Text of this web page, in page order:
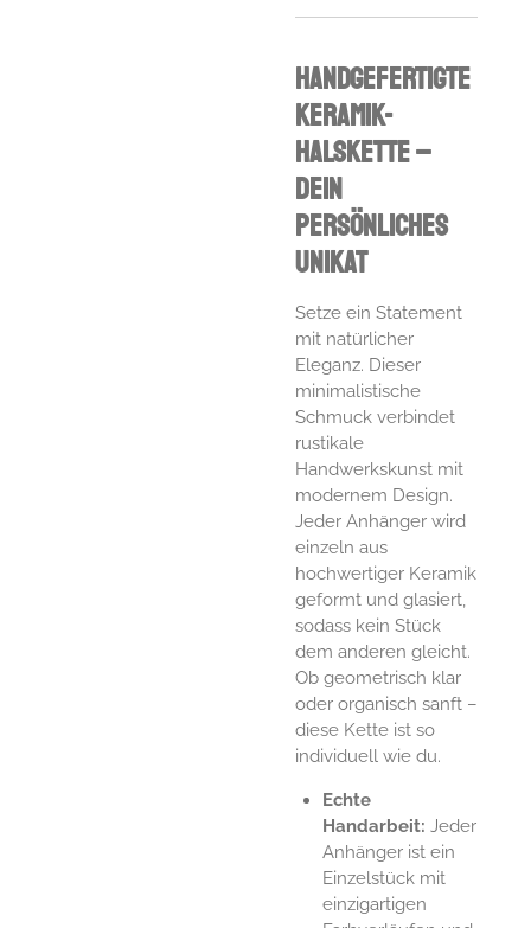
Handgefertigte
Keramik-
Halskette –
Dein
persönliches
Unikat
Setze ein Statement
mit natürlicher
Eleganz. Dieser
minimalistische
Schmuck verbindet
rustikale
Handwerkskunst mit
modernem Design.
Jeder Anhänger wird
einzeln aus
hochwertiger Keramik
geformt und glasiert,
sodass kein Stück
dem anderen gleicht.
Ob geometrisch klar
oder organisch sanft –
diese Kette ist so
individuell wie du.
Echte
Handarbeit: Jeder
Anhänger ist ein
Einzelstück mit
einzigartigen